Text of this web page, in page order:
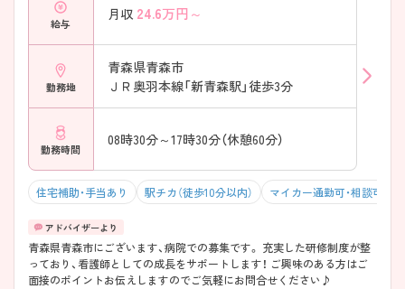
給与
月収 24.6万円～
勤務地
青森県青森市
ＪＲ奥羽本線「新青森駅」徒歩3分
勤務時間
08時30分～17時30分（休憩60分）
住宅補助・手当あり 駅チカ（徒歩10分以内） マイカー通勤可・相談可
青森県青森市にございます、病院での募集です。 充実した研修制度が整
っており、看護師としての成長をサポートします！ ご興味のある方はご
面接のポイントお伝えしますのでご気軽にお問合せください♪